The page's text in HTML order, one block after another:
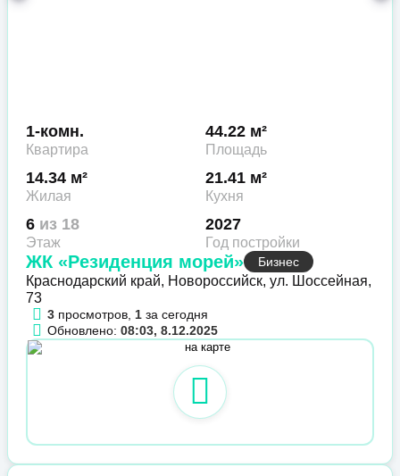
1-комн.
Квартира
44.22 м²
Площадь
14.34 м²
Жилая
21.41 м²
Кухня
6 из 18
Этаж
2027
Год постройки
ЖК «Резиденция морей» Бизнес
Краснодарский край, Новороссийск, ул. Шоссейная,
73
3 просмотров, 1 за сегодня
Обновлено: 08:03, 8.12.2025